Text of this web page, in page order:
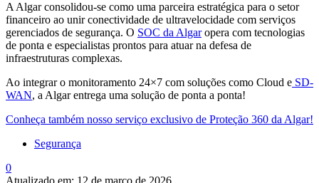
A Algar consolidou-se como uma parceira estratégica para o setor
financeiro ao unir conectividade de ultravelocidade com serviços
gerenciados de segurança. O SOC da Algaropera com tecnologias
de ponta e especialistas prontos para atuar na defesa de
infraestruturas complexas.
Ao integrar o monitoramento 24×7 com soluções como Cloud e SD-
WAN, a Algar entrega uma solução de ponta a ponta!
Conheça também nosso serviço exclusivo de Proteção 360 da Algar!
Segurança
0
Atualizado em: 12 de março de 2026